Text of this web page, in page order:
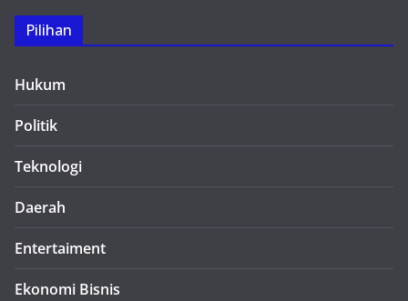
Pilihan
Hukum
Politik
Teknologi
Daerah
Entertaiment
Ekonomi Bisnis